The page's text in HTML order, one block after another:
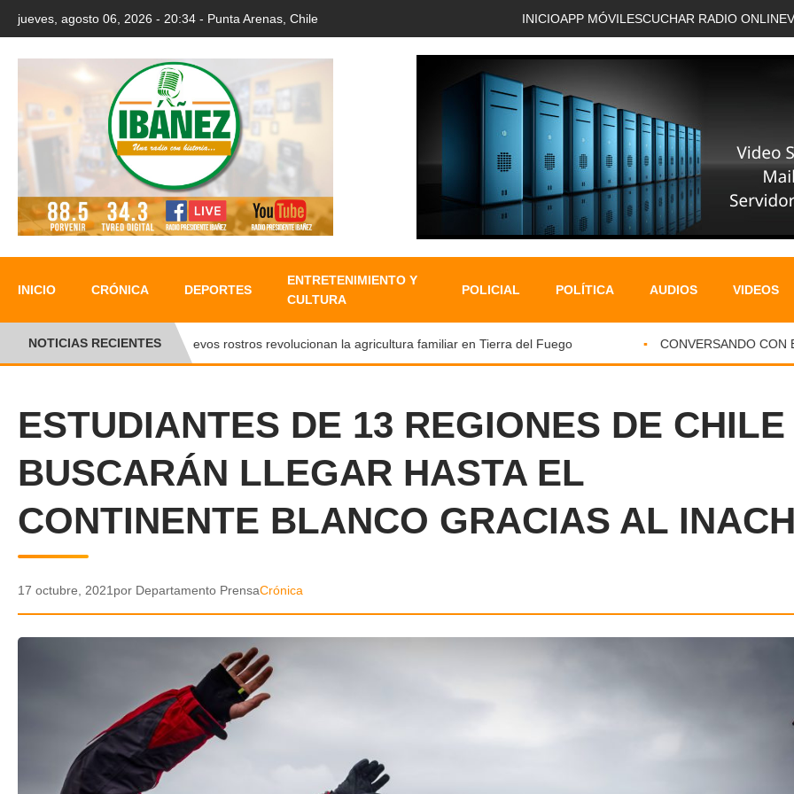
jueves, agosto 06, 2026 - 20:34 - Punta Arenas, Chile INICIOAPP MÓVIL ESCUCHAR RADIO ONLINE
INICIO CRÓNICA DEPORTES
ENTRETENIMIENTO Y
CULTURA
POLICIAL POLÍTICA AUDIOS VIDEOS
NOTICIAS RECIENTESNuevos rostros revolucionan la agricultura familiar en Tierra del Fuego CONVERSANDO CON EL
ESTUDIANTES DE 13 REGIONES DE CHILE
BUSCARÁN LLEGAR HASTA EL
CONTINENTE BLANCO GRACIAS AL
17 octubre, 2021 por Departamento PrensaCrónica